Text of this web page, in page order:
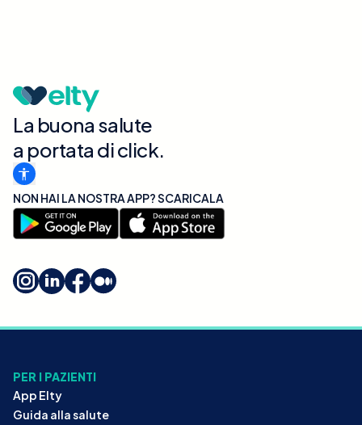
La buona salute
a portata di click.
NON HAI LA NOSTRA APP? SCARICALA
PER I PAZIENTI
App Elty
Guida alla salute